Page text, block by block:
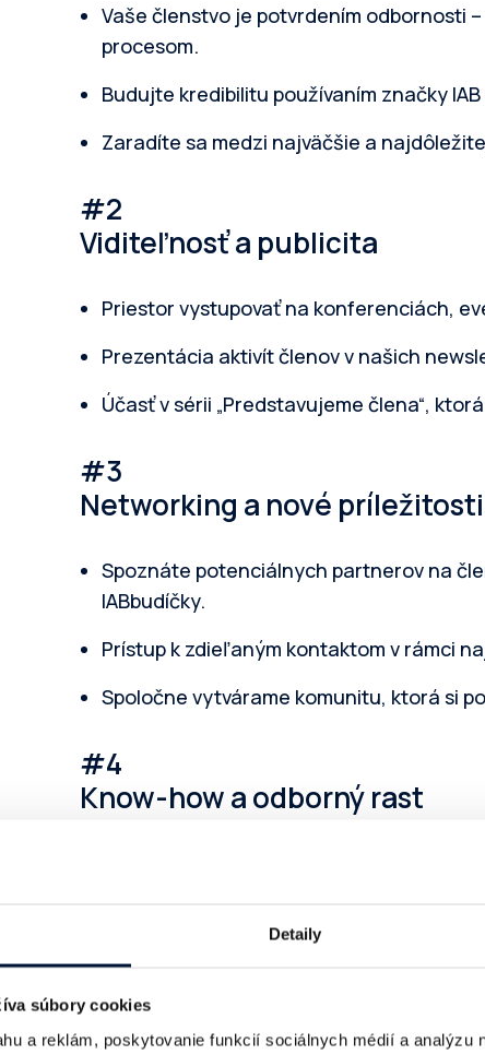
Detaily
súbory cookies
a reklám, poskytovanie funkcií sociálnych médií a analýzu
Vaše členstvo je potvrdením odbornosti
procesom.
Budujte kredibilitu používaním značky
Zaradíte sa medzi najväčšie a
#2
Viditeľnosť a publicita
Priestor vystupovať na konferenciách,
Prezentácia aktivít členov v našich
Účasť v sérii „Predstavujeme člena“,
#3
Networking a nové príležitosti
Spoznáte potenciálnych partnerov na
IABbudíčky.
Prístup k zdieľaným kontaktom v rámci
Spoločne vytvárame komunitu, ktorá si
#4
Know-how a odborný rast
Účasť v pracovných skupinách (Kódex
Jednotné reklamné ID).
Možnosť podieľať sa na tvorbe white
výstupov.